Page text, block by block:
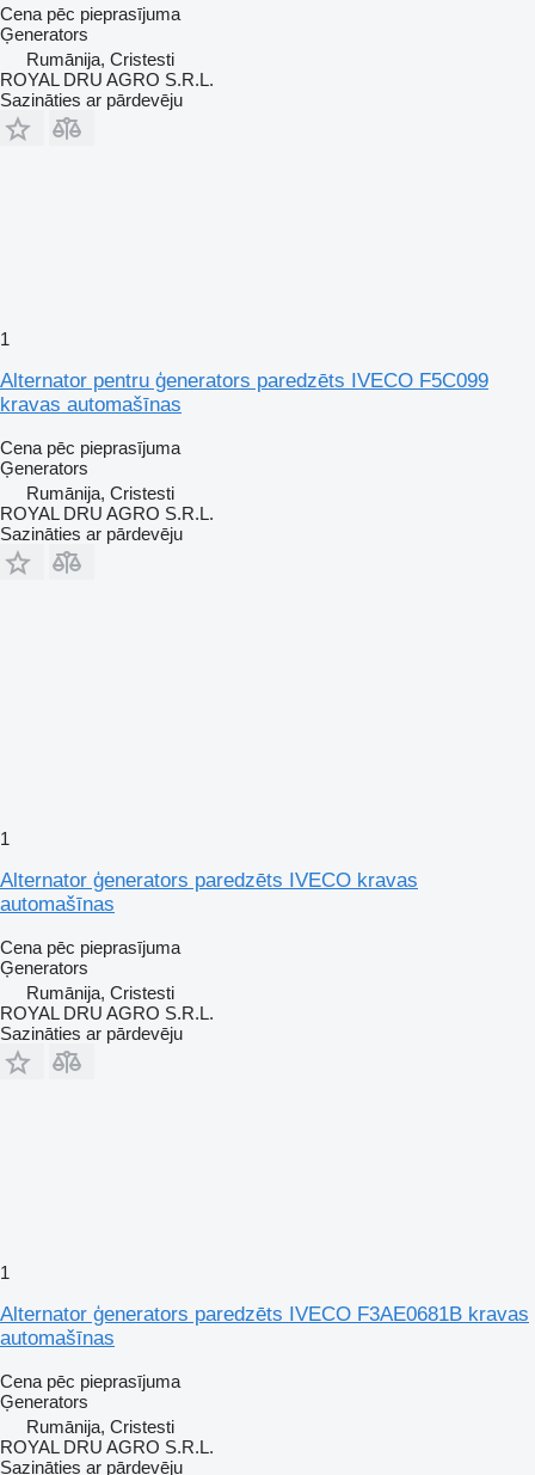
Cena pēc pieprasījuma
Ģenerators
Rumānija, Cristesti
ROYAL DRU AGRO S.R.L.
Sazināties ar pārdevēju
1
Alternator pentru ģenerators paredzēts IVECO F5C099
kravas automašīnas
Cena pēc pieprasījuma
Ģenerators
Rumānija, Cristesti
ROYAL DRU AGRO S.R.L.
Sazināties ar pārdevēju
1
Alternator ģenerators paredzēts IVECO kravas
automašīnas
Cena pēc pieprasījuma
Ģenerators
Rumānija, Cristesti
ROYAL DRU AGRO S.R.L.
Sazināties ar pārdevēju
1
Alternator ģenerators paredzēts IVECO F3AE0681B kravas
automašīnas
Cena pēc pieprasījuma
Ģenerators
Rumānija, Cristesti
ROYAL DRU AGRO S.R.L.
Sazināties ar pārdevēju